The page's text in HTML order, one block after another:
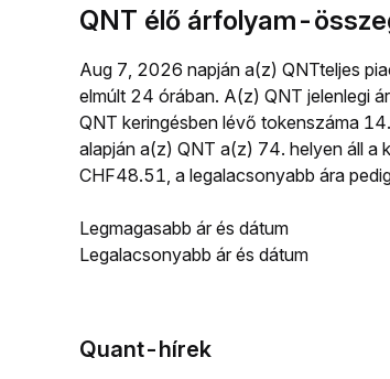
QNT élő árfolyam-
Aug 7, 2026 napján a(z) QNTteljes
elmúlt 24 órában. A(z) QNT jelenlegi
QNT keringésben lévő tokenszáma
alapján a(z) QNT a(z) 74. helyen áll a
CHF48.51, a legalacsonyabb ára
Legmagasabb ár és dátum
Legalacsonyabb ár és dátum
Quant-hírek